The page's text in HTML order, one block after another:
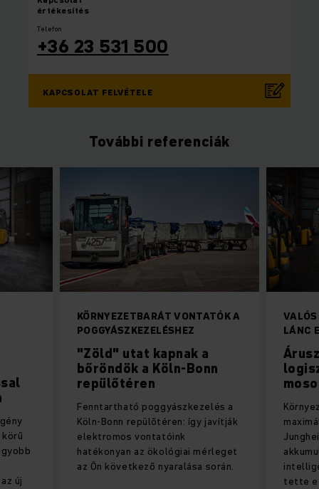
értékesítés
Telefon
+36 23 531 500
KAPCSOLAT FELVÉTELE
További referenciák
KÖRNYEZETBARÁT VONTATÓK A
POGGYÁSZKEZELÉSHEZ
"Zöld" utat kapnak a
bőröndök a Köln-Bonn
repülőtéren
Fenntartható poggyászkezelés a
Köln-Bonn repülőtéren: így javítják
elektromos vontatóink
hatékonyan az ökológiai mérleget
az Ön következő nyaralása során.
LÁNC
tette
új